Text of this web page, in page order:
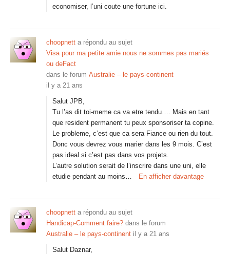
economiser, l’uni coute une fortune ici.
choopnett a répondu au sujet
Visa pour ma petite amie nous ne sommes pas mariés
ou deFact
dans le forum Australie – le pays-continent
il y a 21 ans
Salut JPB,
Tu l’as dit toi-meme ca va etre tendu…. Mais en tant
que resident permanent tu peux sponsoriser ta copine.
Le probleme, c’est que ca sera Fiance ou rien du tout.
Donc vous devrez vous marier dans les 9 mois. C’est
pas ideal si c’est pas dans vos projets.
L’autre solution serait de l’inscrire dans une uni, elle
etudie pendant au moins…
En afficher davantage
choopnett a répondu au sujet
Handicap-Comment faire? dans le forum
Australie – le pays-continent il y a 21 ans
Salut Daznar,